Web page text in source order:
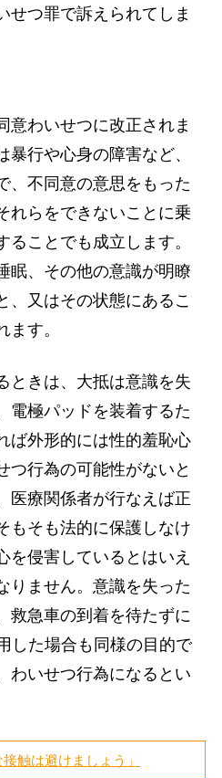
せつ罪で訴えられてしま
わいせつに改正されま
暴行や心身の障害など、
、不同意の意思をもった
れらをできないことに乗
ることでも成立します。
眠、その他の意識が明瞭
、又はその状態にあるこ
ます。
ときは、大抵は意識を失
電極パッドを装着するた
ば外形的には性的羞恥心
つ行為の可能性がないと
医療関係者が行なえば正
もそも法的に保護しなけ
を侵害しているとはいえ
りません。意識を失った
救急車の到着を待たずに
した場合も同様の目的で
わいせつ行為になるとい
触は避けましょう」